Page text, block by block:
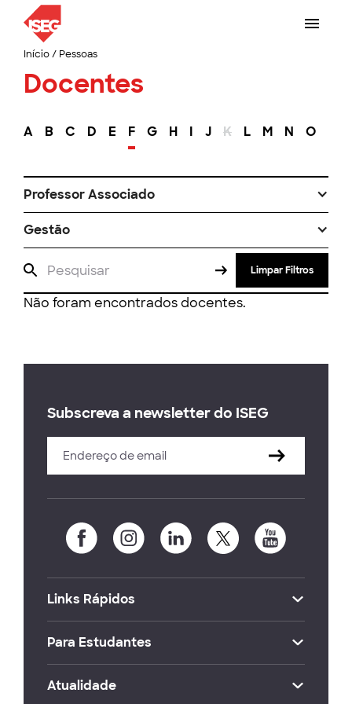
Início/ Pessoas
Docentes
A B C D E F G H I J K L M N O
Professor Associado
Gestão
Limpar Filtros
Não foram encontrados docentes.
Subscreva a newsletter do ISEG
Links Rápidos
Para Estudantes
Atualidade